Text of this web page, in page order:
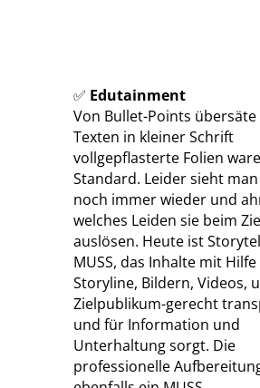
✅ Edutainment
Von Bullet-Points
Texten in kleiner Schrift
vollgepflasterte Folien
Standard. Leider sieht
noch immer wieder und
welches Leiden sie beim
auslösen. Heute ist
MUSS, das Inhalte mit
Storyline, Bildern, Videos,
Zielpublikum-gerecht
und für Information und
Unterhaltung sorgt. Die
professionelle